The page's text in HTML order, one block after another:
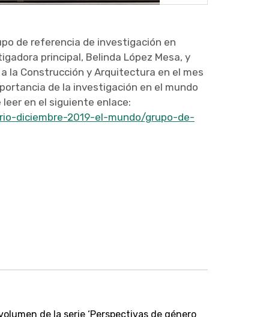
de referencia de investigación en
principal, Belinda López Mesa, y
la Construcción y Arquitectura en el mes
de la investigación en el mundo
en el siguiente enlace:
diciembre-2019-el-mundo/grupo-de-
de la serie ‘Perspectivas de género